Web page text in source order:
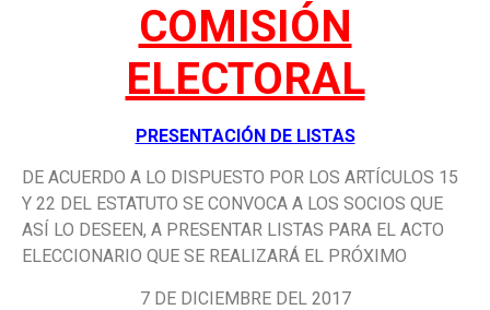
COMISIÓN
ELECTORAL
PRESENTACIÓN DE LISTAS
DE ACUERDO A LO DISPUESTO POR LOS ARTÍCULOS 15
Y 22 DEL ESTATUTO SE CONVOCA A LOS SOCIOS QUE
ASÍ LO DESEEN, A PRESENTAR LISTAS PARA EL ACTO
ELECCIONARIO QUE SE REALIZARÁ EL PRÓXIMO
7 DE DICIEMBRE DEL 2017